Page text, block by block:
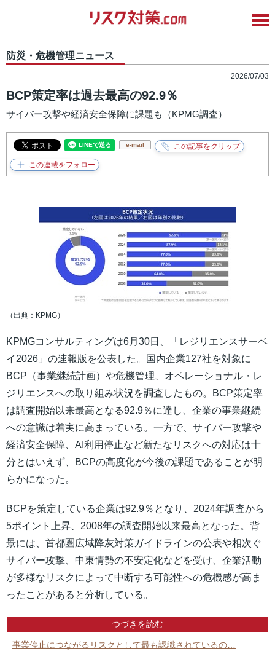
防災・危機管理ニュース
2026/07/03
BCP策定率は過去最高の92.9％
サイバー攻撃や経済安全保障に課題も（KPMG調査）
e-mail
（出典：KPMG）
KPMGコンサルティングは6月30日、「レジリエンスサーベ
イ2026」の速報版を公表した。国内企業127社を対象に
BCP（事業継続計画）や危機管理、オペレーショナル・レ
ジリエンスへの取り組み状況を調査したもの。BCP策定率
は調査開始以来最高となる92.9％に達し、企業の事業継続
への意識は着実に高まっている。一方で、サイバー攻撃や
経済安全保障、AI利用停止など新たなリスクへの対応は十
分とはいえず、BCPの高度化が今後の課題であることが明
らかになった。
BCPを策定している企業は92.9％となり、2024年調査から
5ポイント上昇、2008年の調査開始以来最高となった。背
景には、首都圏広域降灰対策ガイドラインの公表や相次ぐ
サイバー攻撃、中東情勢の不安定化などを受け、企業活動
が多様なリスクによって中断する可能性への危機感が高ま
ったことがあると分析している。
つづきを読む
事業停止につながるリスクとして最も認識されているの…